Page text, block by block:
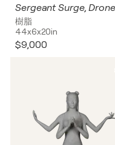
樹脂
44x6x20in
$9,000